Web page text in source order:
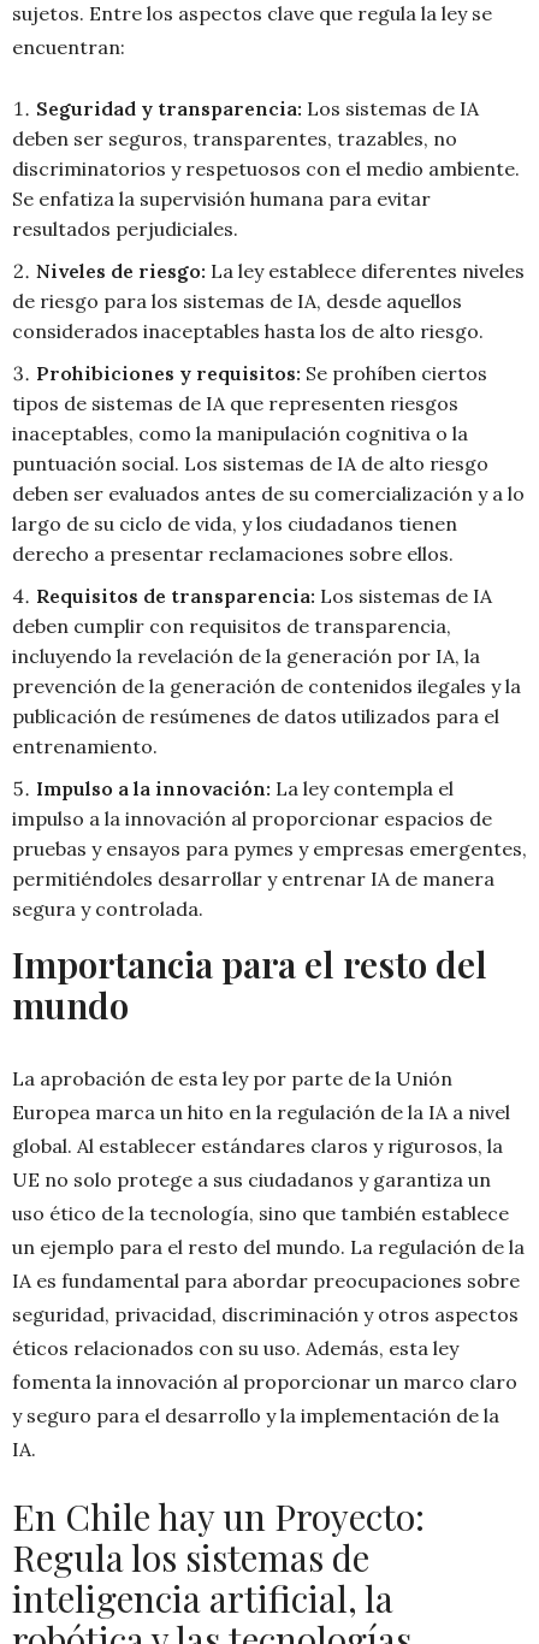
sujetos. Entre los aspectos clave que regula la ley se
encuentran:
Seguridad y transparencia: Los sistemas de IA
deben ser seguros, transparentes, trazables, no
discriminatorios y respetuosos con el medio ambiente.
Se enfatiza la supervisión humana para evitar
resultados perjudiciales.
Niveles de riesgo: La ley establece diferentes niveles
de riesgo para los sistemas de IA, desde aquellos
considerados inaceptables hasta los de alto riesgo.
Prohibiciones y requisitos: Se prohíben ciertos
tipos de sistemas de IA que representen riesgos
inaceptables, como la manipulación cognitiva o la
puntuación social. Los sistemas de IA de alto riesgo
deben ser evaluados antes de su comercialización y a lo
largo de su ciclo de vida, y los ciudadanos tienen
derecho a presentar reclamaciones sobre ellos.
Requisitos de transparencia: Los sistemas de IA
deben cumplir con requisitos de transparencia,
incluyendo la revelación de la generación por IA, la
prevención de la generación de contenidos ilegales y la
publicación de resúmenes de datos utilizados para el
entrenamiento.
Impulso a la innovación: La ley contempla el
impulso a la innovación al proporcionar espacios de
pruebas y ensayos para pymes y empresas emergentes,
permitiéndoles desarrollar y entrenar IA de manera
segura y controlada.
Importancia para el resto del
mundo
La aprobación de esta ley por parte de la Unión
Europea marca un hito en la regulación de la IA a nivel
global. Al establecer estándares claros y rigurosos, la
UE no solo protege a sus ciudadanos y garantiza un
uso ético de la tecnología, sino que también establece
un ejemplo para el resto del mundo. La regulación de la
IA es fundamental para abordar preocupaciones sobre
seguridad, privacidad, discriminación y otros aspectos
éticos relacionados con su uso. Además, esta ley
fomenta la innovación al proporcionar un marco claro
y seguro para el desarrollo y la implementación de la
IA.
En Chile hay un Proyecto:
Regula los sistemas de
inteligencia artificial, la